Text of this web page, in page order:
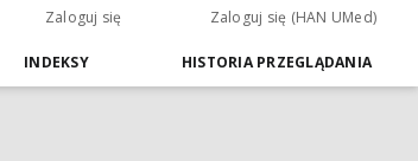
Zaloguj się Zaloguj się (HAN UMed)
INDEKSY HISTORIA PRZEGLĄDANIA